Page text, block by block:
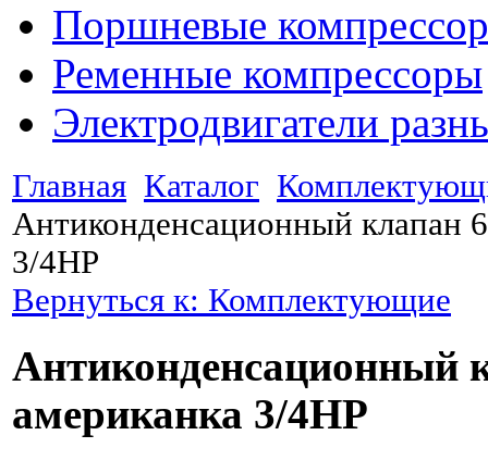
Поршневые
Ременные компрессоры
Электродвигатели
Главная Каталог
Антиконденсационный клапан
3/4НР
Вернуться к: Комплектующие
Антиконденсационный
американка 3/4НР